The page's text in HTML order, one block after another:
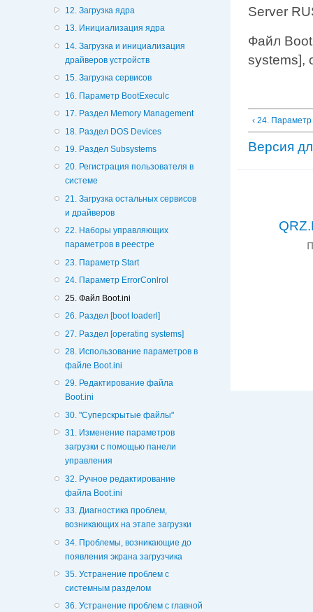
12. Загрузка ядра
13. Инициализация ядра
14. Загрузка и инициализация
драйверов устройств
15. Загрузка сервисов
16. Параметр BootExeculc
17. Раздел Memory Management
18. Раздел DOS Devices
19. Раздел Subsystems
20. Регистрация пользователя в
системе
21. Загрузка остальных сервисов
и драйверов
22. Наборы управляющих
параметров в реестре
23. Параметр Start
24. Параметр ErrorConlrol
25. Файл Boot.ini
26. Раздел [boot loaderl]
27. Раздел [operating systems]
28. Использование параметров в
файле Boot.ini
29. Редактирование файла
Boot.ini
30. "Суперскрытые файлы"
31. Изменение параметров
загрузки с помощью панели
управления
32. Ручное редактирование
файла Boot.ini
33. Диагностика проблем,
возникающих на этапе загрузки
34. Проблемы, возникающие до
появления экрана загрузчика
35. Устранение проблем с
системным разделом
36. Устранение проблем с главной
Server
Файл
systems],
‹ 24.
Версия